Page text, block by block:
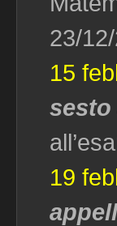
23/
15
sesto
19